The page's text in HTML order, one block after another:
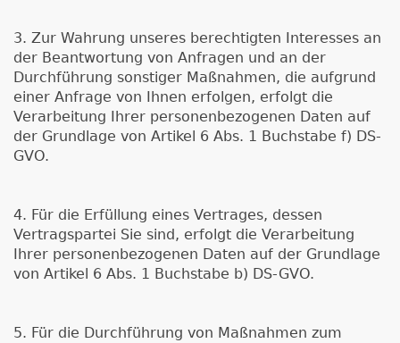
3. Zur Wahrung unseres berechtigten Interesses an
der Beantwortung von Anfragen und an der
Durchführung sonstiger Maßnahmen, die aufgrund
einer Anfrage von Ihnen erfolgen, erfolgt die
Verarbeitung Ihrer personenbezogenen Daten auf
der Grundlage von Artikel 6 Abs. 1 Buchstabe f) DS-
GVO.
4. Für die Erfüllung eines Vertrages, dessen
Vertragspartei Sie sind, erfolgt die Verarbeitung
Ihrer personenbezogenen Daten auf der Grundlage
von Artikel 6 Abs. 1 Buchstabe b) DS-GVO.
5. Für die Durchführung von Maßnahmen zum